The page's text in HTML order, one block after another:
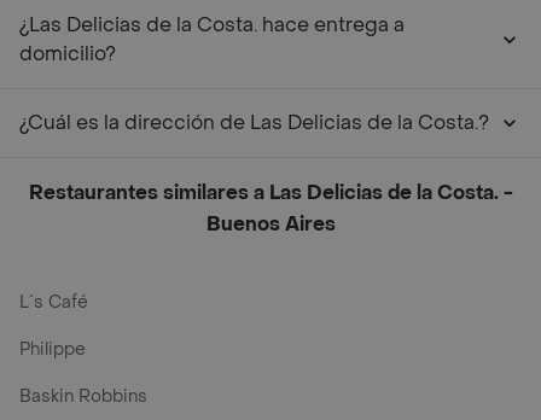
¿Las Delicias de la Costa. hace entrega a
domicilio?
¿Cuál es la dirección de Las Delicias de la Costa.?
Restaurantes similares a Las Delicias de la Costa. -
Buenos Aires
L´s Café
Philippe
Baskin Robbins